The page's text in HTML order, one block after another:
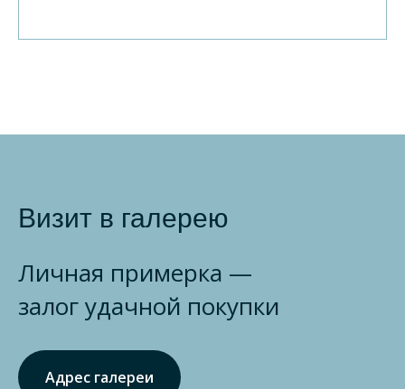
Визит в галерею
Личная примерка —
залог удачной покупки
Адрес галереи